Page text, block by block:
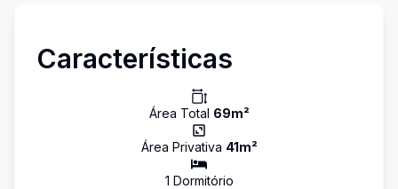
Características
Área Total 69m²
Área Privativa 41m²
1 Dormitório